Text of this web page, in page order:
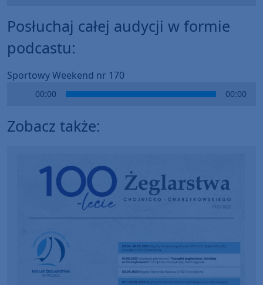
Posłuchaj całej audycji w formie
podcastu:
Sportowy Weekend nr 170
00:00 00:00
Zobacz także: